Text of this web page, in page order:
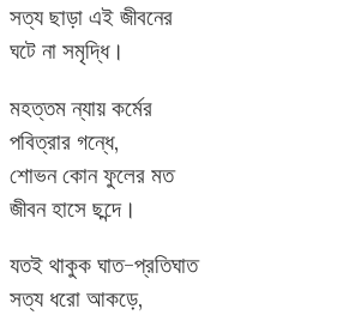
সত্য ছাড়া এই জীবনের
ঘটে না সমৃদ্ধি।
মহত্তম ন্যায় কর্মের
পবিত্রার গন্ধে,
শোভন কোন ফুলের মত
জীবন হাসে ছন্দে।
যতই থাকুক ঘাত-প্রতিঘাত
সত্য ধরো আকড়ে,